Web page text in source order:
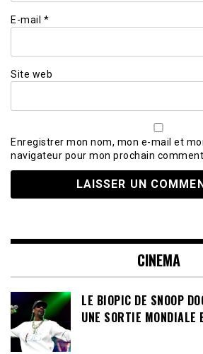
E-mail *
Site web
Enregistrer mon nom, mon e-mail et
navigateur pour mon prochain
CINEMA
LE BIOPIC DE SNOOP
UNE SORTIE MONDIALE